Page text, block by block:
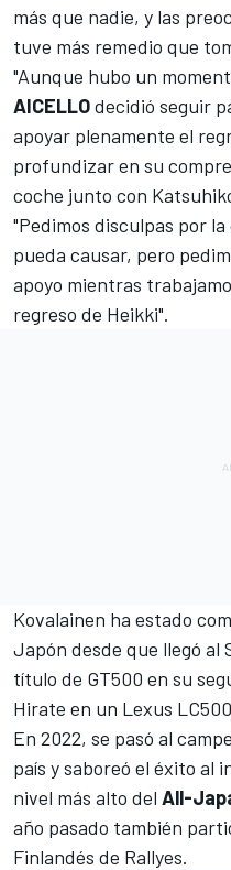
más que nadie, y las
tuve más remedio que
"Aunque hubo un
AICELLOdecidió seguir
apoyar plenamente el
profundizar en su
coche junto con
"Pedimos disculpas por
pueda causar, pero
apoyo mientras
regreso de Heikki".
Kovalainen ha estado
Japón desde que llegó al
título de GT500 en su
Hirate en un Lexus
En 2022, se pasó al
país y saboreó el éxito al
nivel más alto del All-
año pasado también
Finlandés de Rallyes.